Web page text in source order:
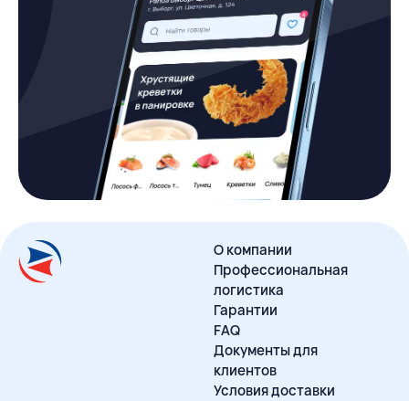
О компании
Профессиональная
логистика
Гарантии
FAQ
Документы для
клиентов
Условия доставки